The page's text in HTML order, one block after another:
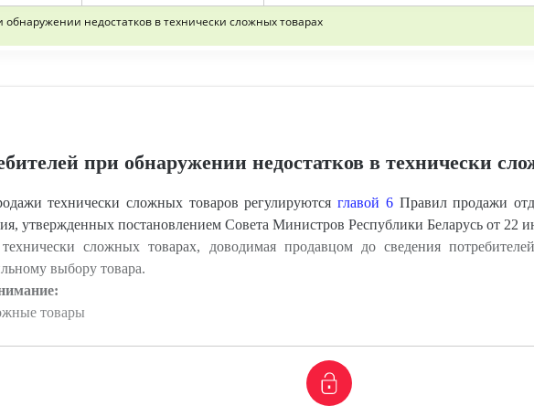
обнаружении недостатков в технически сложных товарах
при обнаружении недостатков в технически
технически сложных товаров регулируютсяглавой 6Правил продажи
утвержденных постановлением Совета Министров Республики Беларусь от 22
сложных товарах, доводимая продавцом до сведения
выбору товара.
товары